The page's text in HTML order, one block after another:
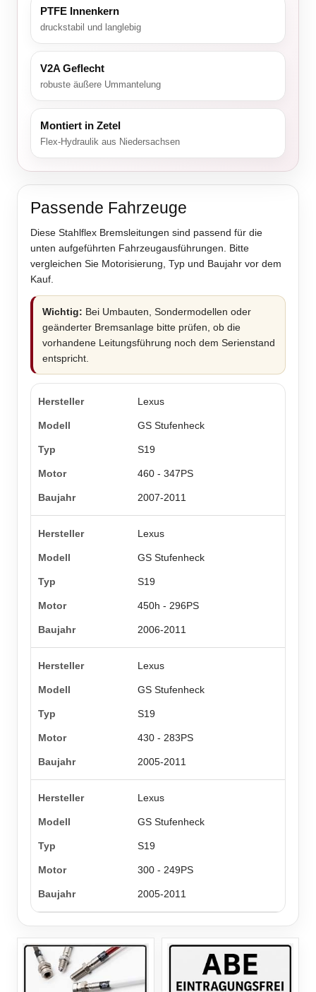
PTFE Innenkern
druckstabil und langlebig
V2A Geflecht
robuste äußere Ummantelung
Montiert in Zetel
Flex-Hydraulik aus Niedersachsen
Passende Fahrzeuge
Diese Stahlflex Bremsleitungen sind passend für die
unten aufgeführten Fahrzeugausführungen. Bitte
vergleichen Sie Motorisierung, Typ und Baujahr vor dem
Kauf.
Wichtig: Bei Umbauten, Sondermodellen oder
geänderter Bremsanlage bitte prüfen, ob die
vorhandene Leitungsführung noch dem Serienstand
entspricht.
Lexus
GS Stufenheck
S19
460 - 347PS
2007-2011
Lexus
GS Stufenheck
S19
450h - 296PS
2006-2011
Lexus
GS Stufenheck
S19
430 - 283PS
2005-2011
Lexus
GS Stufenheck
S19
300 - 249PS
2005-2011